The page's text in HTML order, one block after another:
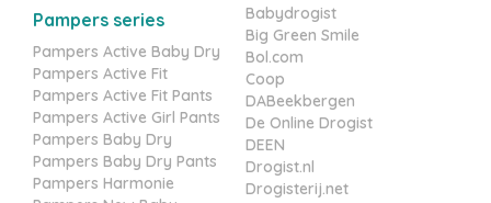
Pampers series
Pampers Active Baby Dry
Pampers Active Fit
Pampers Active Fit Pants
Pampers Active Girl Pants
Pampers Baby Dry
Pampers Baby Dry Pants
Pampers Harmonie
Babydrogist
Big Green Smile
Bol.com
Coop
DABeekbergen
De Online Drogist
DEEN
Drogist.nl
Drogisterij.net